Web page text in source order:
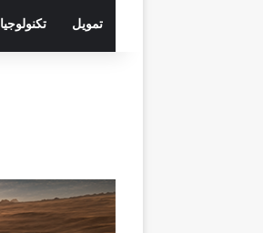
تمويل تكنولوجيا